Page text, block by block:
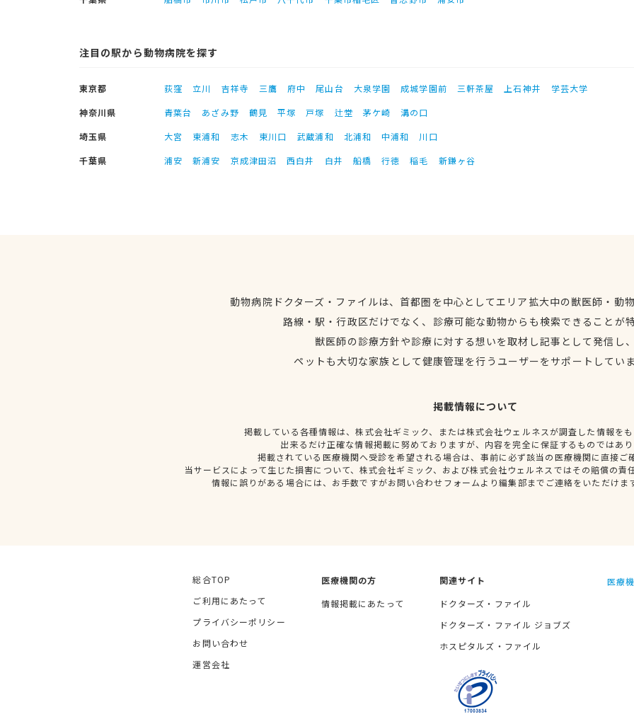
注目の駅から動物病院を探す
東京都 荻窪 立川 吉祥寺 三鷹 府中 尾山台 大泉学園 成城学園前 三軒茶屋 上石神井
学芸大学
神奈川県
青葉台 あざみ野 鶴見 平塚 戸塚 辻堂 茅ケ崎
溝の口
埼玉県
大宮 東浦和 志木 東川口 武蔵浦和 北浦和 中浦和
川口
千葉県
浦安 新浦安 京成津田沼 西白井 白井 船橋 行徳 稲毛 新鎌ヶ谷
動物病院ドクターズ・ファイルは、首都圏を中心としてエリア拡大中の獣医師・動
路線・駅・行政区だけでなく、診療可能な動物からも検索できることが
獣医師の診療方針や診療に対する想いを取材し記事として発信し
ペットも大切な家族として健康管理を行うユーザーをサポートしてい
掲載情報について
掲載している各種情報は、株式会社ギミック、または株式会社ウェルネスが調査した情報を
出来るだけ正確な情報掲載に努めておりますが、内容を完全に保証するものではあ
掲載されている医療機関へ受診を希望される場合は、事前に必ず該当の医療機関に直接ご
当サービスによって生じた損害について、株式会社ギミック、および株式会社ウェルネスではその賠償の責
情報に誤りがある場合には、お手数ですがお問い合わせフォームより編集部までご連絡をいただけま
総合TOP
ご利用にあたって
プライバシーポリシー
お問い合わせ
運営会社
医療機関の方
情報掲載にあたって
関連サイト
ドクターズ・ファイル
ドクターズ・ファイル ジョブズ
ホスピタルズ・ファイル
医療